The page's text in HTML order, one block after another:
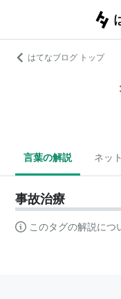
はてなブログ トップ
言葉の解説 ネッ
事故治療
このタグの解説につ